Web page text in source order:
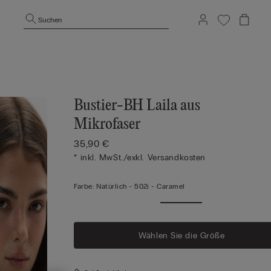
Suchen
Bustier-BH Laila aus
Mikrofaser
35,90 €
* inkl. MwSt./exkl. Versandkosten
Farbe: Natürlich -502i - Caramel
Wählen Sie die Größe